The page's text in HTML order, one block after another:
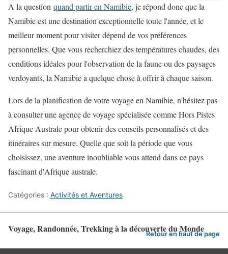
A la question quand partir en Namibie, je répond donc que la
Namibie est une destination exceptionnelle toute l'année, et le
meilleur moment pour visiter dépend de vos préférences
personnelles. Que vous recherchiez des températures chaudes, des
conditions idéales pour l'observation de la faune ou des paysages
verdoyants, la Namibie a quelque chose à offrir à chaque saison.
Lors de la planification de votre voyage en Namibie, n'hésitez pas
à consulter une agence de voyage spécialisée comme Hors Pistes
Afrique Australe pour obtenir des conseils personnalisés et des
itinéraires sur mesure. Quelle que soit la période que vous
choisissez, une aventure inoubliable vous attend dans ce pays
fascinant d'Afrique australe.
Catégories : Activités et Aventures
Voyage, Randonnée, Trekking à la découverte du Monde
Retour en haut de page